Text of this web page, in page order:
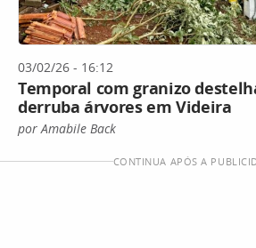
03/02/26 - 16:12
Temporal com granizo
derruba árvores em Videira
por Amabile Back
CONTINUA APÓS A